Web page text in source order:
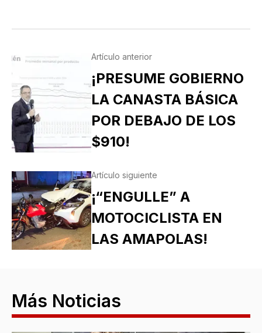
Artículo anterior
¡PRESUME GOBIERNO
LA CANASTA BÁSICA
POR DEBAJO DE LOS
$910!
Artículo siguiente
¡“ENGULLE” A
MOTOCICLISTA EN
LAS AMAPOLAS!
Más Noticias